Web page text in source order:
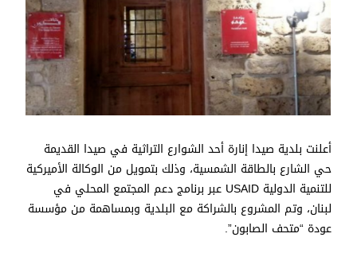
أعلنت بلدية صيدا إنارة أحد الشوارع التراثية في صيدا القديمة
حي الشارع بالطاقة الشمسية، وذلك بتمويل من الوكالة الأميركية
للتنمية الدولية USAID عبر برنامج دعم المجتمع المحلي في
لبنان، وتم المشروع بالشراكة مع البلدية وبمساهمة من مؤسسة
عودة “متحف الصابون”.